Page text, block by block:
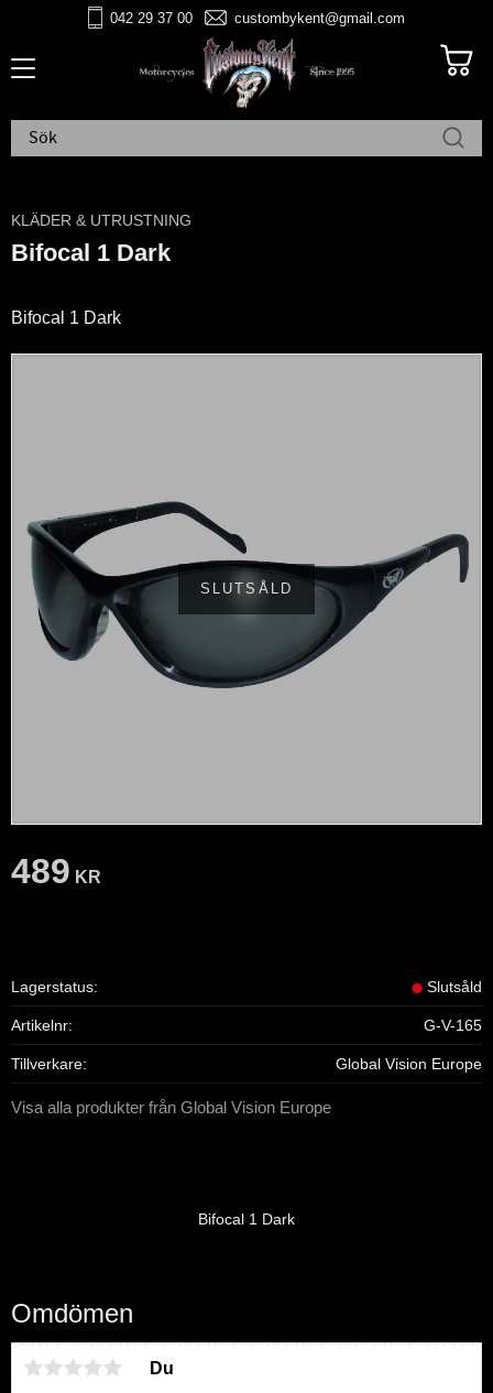
042 29 37 00 custombykent@gmail.com
KLÄDER & UTRUSTNING
Bifocal 1 Dark
Bifocal 1 Dark
SLUTSÅLD
489 KR
Lagerstatus Slutsåld
Artikelnr G-V-165
Tillverkare Global Vision Europe
Visa alla produkter från Global Vision Europe
Bifocal 1 Dark
Omdömen
Du